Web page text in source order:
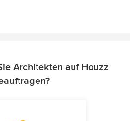
Architekten auf Houzz